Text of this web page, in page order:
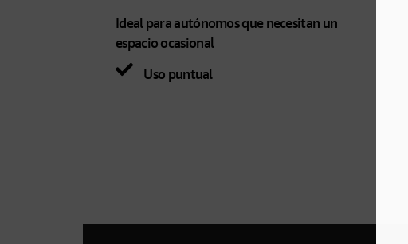
Ideal para autónomos que necesitan un
espacio ocasional
Uso puntual